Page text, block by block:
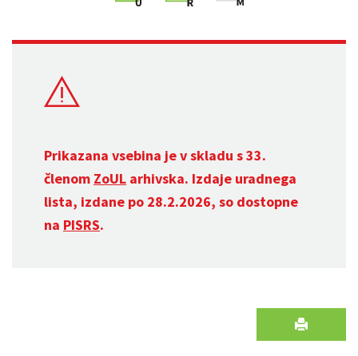
Prikazana vsebina je v skladu s 33.
členom ZoUL arhivska. Izdaje uradnega
lista, izdane po 28.2.2026, so dostopne
na PISRS.